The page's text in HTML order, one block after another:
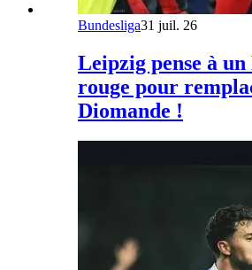
Bundesliga31 juil. 26
Leipzig pense à
rouge pour
Diomande !